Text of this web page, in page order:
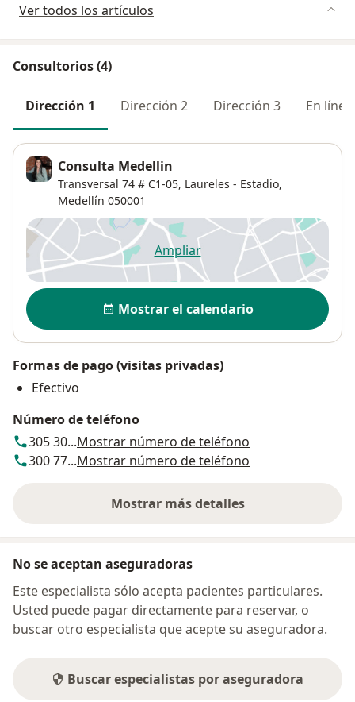
Ver todos los artículos
Consultorios (4)
Dirección 1 Dirección 2 Dirección 3 En línea
Consulta Medellin
Transversal 74 # C1-05, Laureles - Estadio,
Medellín 050001
Ampliarse abre en una nueva
Disponibilidad
Mostrar el calendario
Formas de pago (visitas privadas)
Efectivo
Número de teléfono
305 30...Mostrar número de teléfono
300 77...Mostrar número de teléfono
Mostrar más detalles
sobre la dirección
No se aceptan aseguradoras
Este especialista sólo acepta pacientes particulares.
Usted puede pagar directamente para reservar, o
buscar otro especialista que acepte su aseguradora.
Buscar especialistas por aseguradora